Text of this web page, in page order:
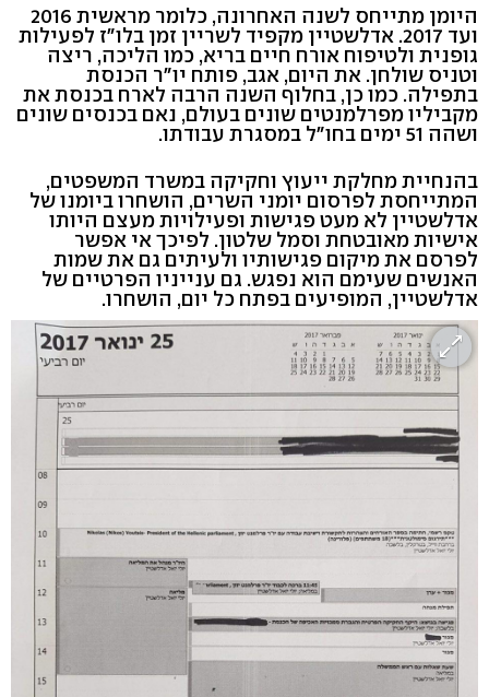
היומן מתייחס לשנה האחרונה, כלומר מראשית 2016
ועד 2017. אדלשטיין מקפיד לשריין זמן בלו"ז לפעילות
גופנית ולטיפוח אורח חיים בריא, כמו הליכה, ריצה
וטניס שולחן. את היום, אגב, פותח יו"ר הכנסת
בתפילה. כמו כן, בחלוף השנה הרבה לארח בכנסת את
מקביליו מפרלמנטים שונים בעולם, נאם בכנסים שונים
ושהה 51 ימים בחו"ל במסגרת עבודתו.
בהנחיית מחלקת ייעוץ וחקיקה במשרד המשפטים,
המתייחסת לפרסום יומני השרים, הושחרו ביומנו של
אדלשטיין לא מעט פגישות ופעילויות מעצם היותו
אישיות מאובטחת וסמל שלטון. לפיכך אי אפשר
לפרסם את מיקום פגישותיו ולעיתים גם את שמות
האנשים שעימם הוא נפגש. גם ענייניו הפרטיים של
אדלשטיין, המופיעים בפתח כל יום, הושחרו.